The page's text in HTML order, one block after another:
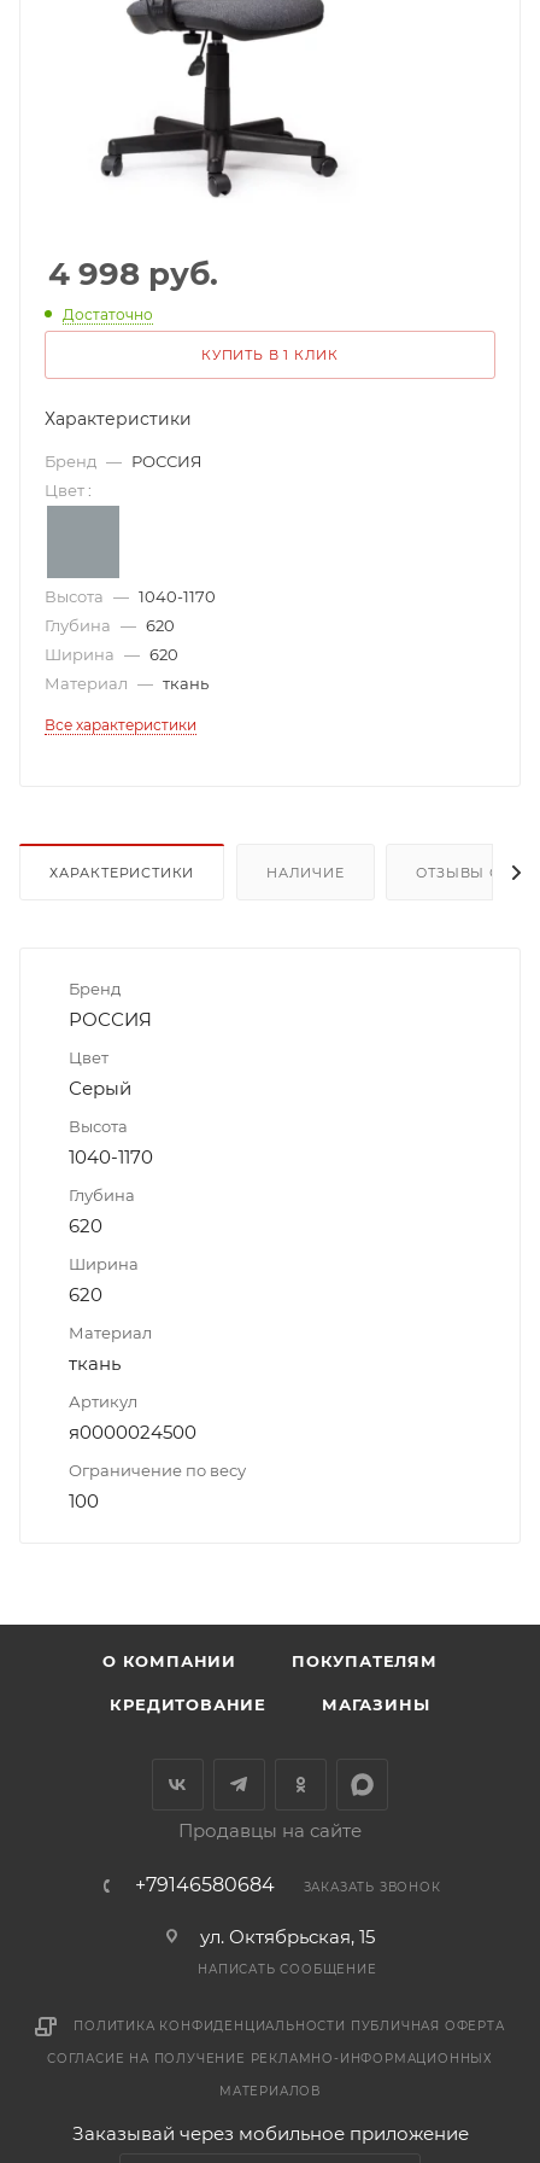
4 998 руб.
Достаточно
КУПИТЬ В 1 КЛИК
Характеристики
Бренд — РОССИЯ
Цвет :
Высота — 1040-1170
Глубина — 620
Ширина — 620
Материал — ткань
Все характеристики
ХАРАКТЕРИСТИКИ НАЛИЧИЕ ОТЗЫВЫ О
Бренд
РОССИЯ
Цвет
Серый
Высота
1040-1170
Глубина
620
Ширина
620
Материал
ткань
Артикул
я0000024500
Ограничение по весу
100
О КОМПАНИИ ПОКУПАТЕЛЯМ
КРЕДИТОВАНИЕ МАГАЗИНЫ
Продавцы на сайте
+79146580684 ЗАКАЗАТЬ ЗВОНОК
ул. Октябрьская, 15
НАПИСАТЬ СООБЩЕНИЕ
ПОЛИТИКА КОНФИДЕНЦИАЛЬНОСТИ ПУБЛИЧНАЯ ОФЕРТА
СОГЛАСИЕ НА ПОЛУЧЕНИЕ РЕКЛАМНО-ИНФОРМАЦИОННЫХ
МАТЕРИАЛОВ
Заказывай через мобильное приложение